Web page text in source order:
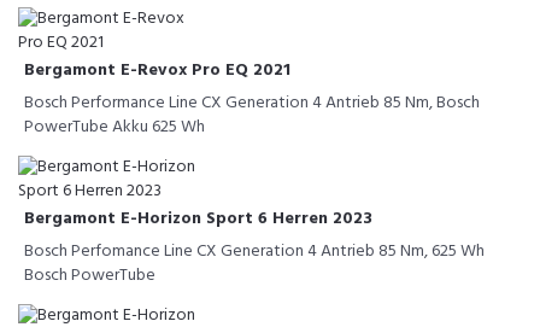
Bergamont E-Revox Pro EQ 2021
Bosch Performance Line CX Generation 4 Antrieb 85 Nm, Bosch
PowerTube Akku 625 Wh
Bergamont E-Horizon Sport 6 Herren 2023
Bosch Perfomance Line CX Generation 4 Antrieb 85 Nm, 625 Wh
Bosch PowerTube